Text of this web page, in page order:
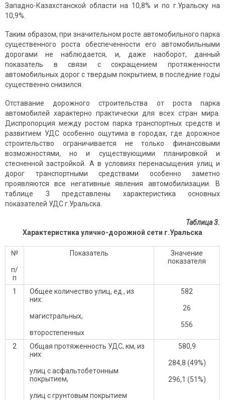
Западно-Казахстанской области на 10,8% и по г.Уральску на
10,9%.
Таким образом, при значительном росте автомобильного парка
существенного роста обеспеченности его автомобильными
дорогами не наблюдается, и, даже наоборот, данный
показатель в связи с сокращением протяженности
автомобильных дорог с твердым покрытием, в последние годы
существенно снизился.
Отставание дорожного строительства от роста парка
автомобилей характерно практически для всех стран мира.
Диспропорция между ростом парка транспортных средств и
развитием УДС особенно ощу­тима в городах, где дорожное
строительство ограничивается не только финансовыми
возможностями, но и существующими планировкой и
стесненной застройкой. А в условиях перенасыщения улиц и
дорог транспортными средствами особенно заметно
проявляются все негативные явления автомобилизации. В
таблице 3 представлены характеристика основных
показателей УДС г.Уральска.
Таблица 3.
Характеристика улично-дорожной сети г.Уральска
№
п/
п
Показатель
Значение
показателя
1
Общее количество улиц, ед., из
них:
магистральных,
второстепенных
582
26
556
2
Общая протяженность УДС, км, из
них:
улиц с асфальтобетонным
покрытием,
улиц с грунтовым покрытием
580,9
284,8 (49%)
296,1 (51%)